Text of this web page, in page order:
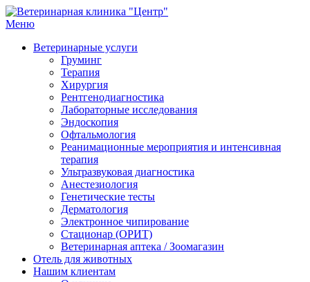
Меню
Ветеринарные услуги
Груминг
Терапия
Хирургия
Рентгенодиагностика
Лабораторные исследования
Эндоскопия
Офтальмология
Реанимационные мероприятия и интенсивная
терапия
Ультразвуковая диагностика
Анестезиология
Генетические тесты
Дерматология
Электронное чипирование
Стационар (ОРИТ)
Ветеринарная аптека / Зоомагазин
Отель для животных
Нашим клиентам